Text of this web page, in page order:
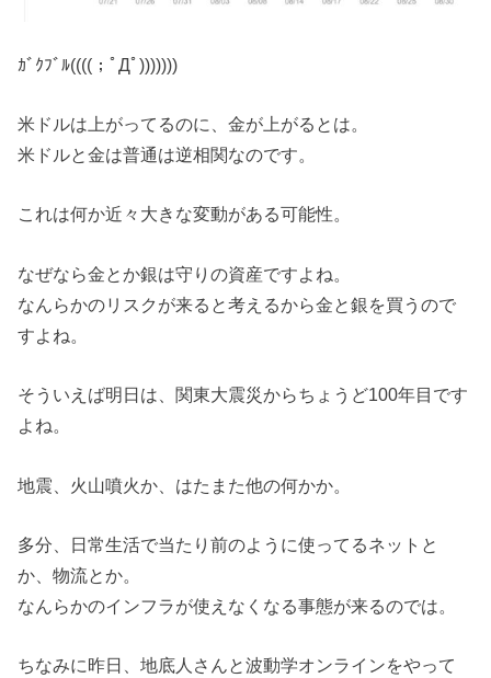
ｶﾞｸﾌﾞﾙ((((；ﾟДﾟ)))))))
米ドルは上がってるのに、金が上がるとは。
米ドルと金は普通は逆相関なのです。
これは何か近々大きな変動がある可能性。
なぜなら金とか銀は守りの資産ですよね。
なんらかのリスクが来ると考えるから金と銀を買うので
すよね。
そういえば明日は、関東大震災からちょうど100年目です
よね。
地震、火山噴火か、はたまた他の何かか。
多分、日常生活で当たり前のように使ってるネットと
か、物流とか。
なんらかのインフラが使えなくなる事態が来るのでは。
ちなみに昨日、地底人さんと波動学オンラインをやって